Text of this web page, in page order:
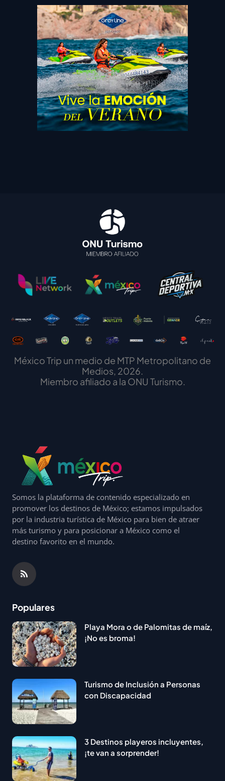
México Trip un medio de MTP Metropolitano de
Medios, 2026.
Miembro afiliado a la ONU Turismo.
Somos la plataforma de contenido especializado en
promover los destinos de México; estamos impulsados
por la industria turística de México para bien de atraer
más turismo y para posicionar a México como el
destino favorito en el mundo.
Populares
Playa Mora o de Palomitas de maíz,
¡No es broma!
Turismo de Inclusión a Personas
con Discapacidad
3 Destinos playeros incluyentes,
¡te van a sorprender!